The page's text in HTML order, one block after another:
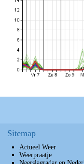
Sitemap
Actueel Weer
Weerpraatje